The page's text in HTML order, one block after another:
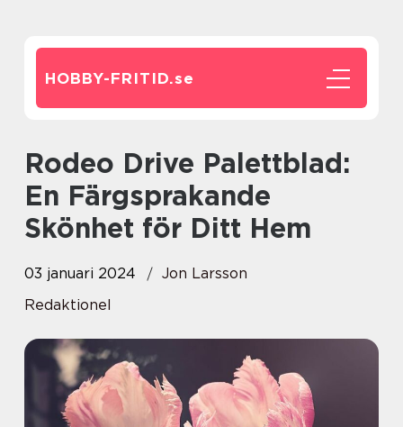
HOBBY-FRITID.se
Rodeo Drive Palettblad:
En Färgsprakande
Skönhet för Ditt Hem
03 januari 2024
Jon Larsson
Redaktionel